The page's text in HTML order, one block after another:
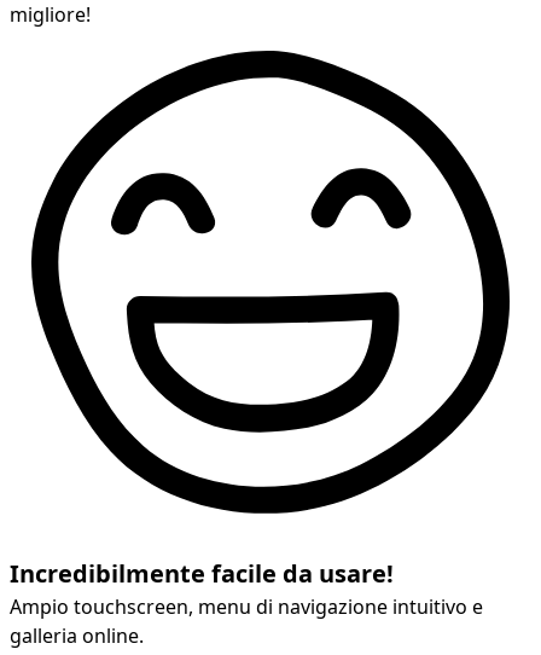
migliore!
Incredibilmente facile da usare!
Ampio touchscreen, menu di navigazione intuitivo e
galleria online.